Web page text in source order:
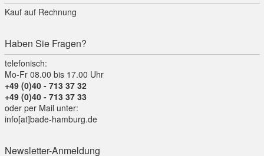
Kauf auf Rechnung
Haben Sie Fragen?
telefonisch:
Mo-Fr 08.00 bis 17.00 Uhr
+49 (0)40 - 713 37 32
+49 (0)40 - 713 37 33
oder per Mail unter:
info[at]bade-hamburg.de
Newsletter-Anmeldung